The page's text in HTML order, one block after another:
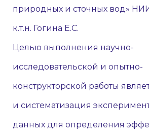
природных и сточных вод»
к.т.н. Гогина Е.С.
Целью выполнения научно-
исследовательской и опытно-
конструкторской работы
и систематизация
данных для определения